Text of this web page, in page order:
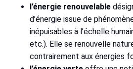
l’énergie renouvelable
d’énergie issue de
inépuisables à l’échelle
etc.). Elle se renouvelle
contrairement aux énergies